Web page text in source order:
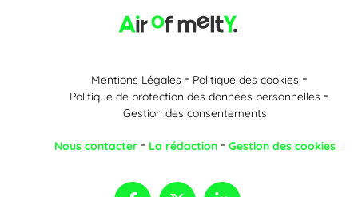
Mentions Légales
Politique des cookies
Politique de protection des données personnelles
Gestion des consentements
Nous contacter La rédaction Gestion des cookies